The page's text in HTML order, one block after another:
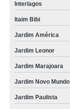
Interlagos
Itaim Bibi
Jardim América
Jardim Leonor
Jardim Marajoara
Jardim Novo Mundo
Jardim Paulista